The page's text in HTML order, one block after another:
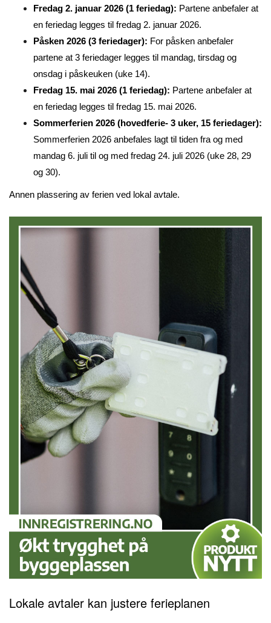
Fredag 2. januar 2026 (1 feriedag): Partene anbefaler at
en feriedag legges til fredag 2. januar 2026.
Påsken 2026 (3 feriedager): For påsken anbefaler
partene at 3 feriedager legges til mandag, tirsdag og
onsdag i påskeuken (uke 14).
Fredag 15. mai 2026 (1 feriedag): Partene anbefaler at
en feriedag legges til fredag 15. mai 2026.
Sommerferien 2026 (hovedferie- 3 uker, 15 feriedager):
Sommerferien 2026 anbefales lagt til tiden fra og med
mandag 6. juli til og med fredag 24. juli 2026 (uke 28, 29
og 30).
Annen plassering av ferien ved lokal avtale.
Lokale avtaler kan justere ferieplanen